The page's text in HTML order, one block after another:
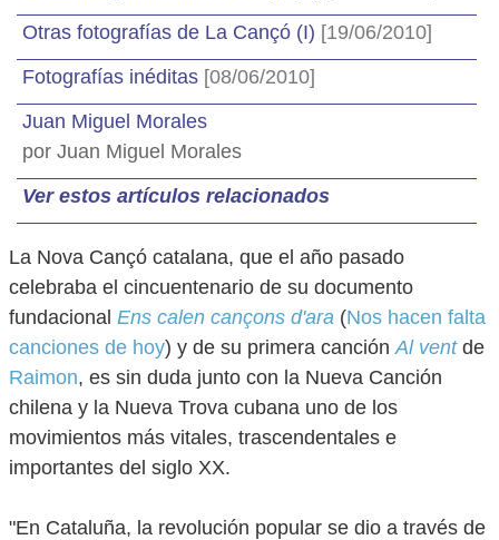
Otras fotografías de La Cançó (I) [19/06/2010]
Fotografías inéditas [08/06/2010]
Juan Miguel Morales
por Juan Miguel Morales
Ver estos artículos relacionados
La Nova Cançó catalana, que el año pasado
celebraba el cincuentenario de su documento
fundacional Ens calen cançons d'ara (Nos hacen falta
canciones de hoy) y de su primera canciónAl ventde
Raimon, es sin duda junto con la Nueva Canción
chilena y la Nueva Trova cubana uno de los
movimientos más vitales, trascendentales e
importantes del siglo XX.
"En Cataluña, la revolución popular se dio a través de